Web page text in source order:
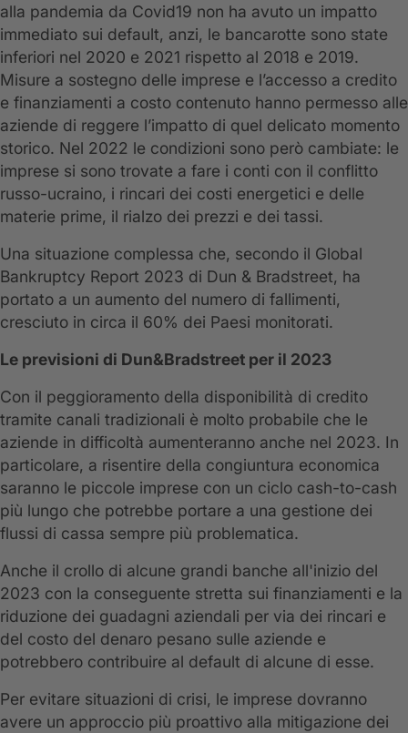
alla pandemia da Covid19 non ha avuto un impatto
immediato sui default, anzi, le bancarotte sono state
inferiori nel 2020 e 2021 rispetto al 2018 e 2019.
Misure a sostegno delle imprese e l’accesso a credito
e finanziamenti a costo contenuto hanno permesso alle
aziende di reggere l’impatto di quel delicato momento
storico. Nel 2022 le condizioni sono però cambiate: le
imprese si sono trovate a fare i conti con il conflitto
russo-ucraino, i rincari dei costi energetici e delle
materie prime, il rialzo dei prezzi e dei tassi.
Una situazione complessa che, secondo il Global
Bankruptcy Report 2023 di Dun & Bradstreet, ha
portato a un aumento del numero di fallimenti,
cresciuto in circa il 60% dei Paesi monitorati.
Le previsioni di Dun&Bradstreet per il 2023
Con il peggioramento della disponibilità di credito
tramite canali tradizionali è molto probabile che le
aziende in difficoltà aumenteranno anche nel 2023. In
particolare, a risentire della congiuntura economica
saranno le piccole imprese con un ciclo cash-to-cash
più lungo che potrebbe portare a una gestione dei
flussi di cassa sempre più problematica.
Anche il crollo di alcune grandi banche all'inizio del
2023 con la conseguente stretta sui finanziamenti e la
riduzione dei guadagni aziendali per via dei rincari e
del costo del denaro pesano sulle aziende e
potrebbero contribuire al default di alcune di esse.
Per evitare situazioni di crisi, le imprese dovranno
avere un approccio più proattivo alla mitigazione dei